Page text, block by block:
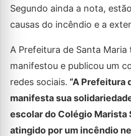
Segundo ainda a nota,
causas do incêndio e a
A Prefeitura de Santa Maria
manifestou e publicou um
redes sociais. “A Prefeitura
manifesta sua
escolar do Colégio Marista
atingido por um incêndio